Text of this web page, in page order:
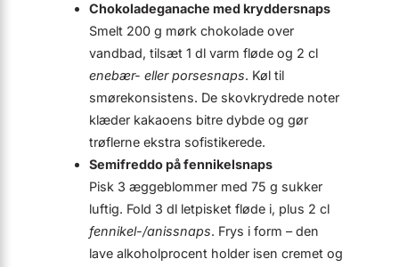
Chokoladeganache med krydder­snaps
Smelt 200 g mørk chokolade over
vandbad, tilsæt 1 dl varm fløde og 2 cl
enebær- eller porse­snaps. Køl til
smørekonsistens. De skovkrydrede noter
klæder kakaoens bitre dybde og gør
trøflerne ekstra sofistikerede.
Semifreddo på fennikel­snaps
Pisk 3 æggeblommer med 75 g sukker
luftig. Fold 3 dl letpisket fløde i, plus 2 cl
fennikel-/anis­snaps. Frys i form – den
lave alkoholprocent holder isen cremet og